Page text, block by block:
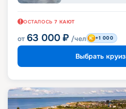
ОСТАЛОСЬ 7 КАЮТ
от 63 000 ₽ /чел +1 000
Выбрать круиз